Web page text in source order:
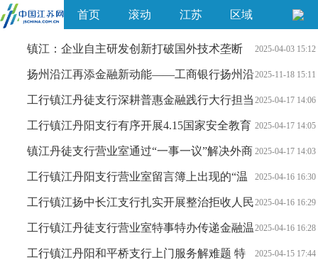
首页 滚动 江苏 区域
2025-04-03 15:12
镇江：企业自主研发创新打破国外技术垄断
2025-11-18 15:11
扬州沿江再添金融新动能——工商银行扬州沿
江支行重装开业 2025-04-17 14:06
工行镇江丹徒支行深耕普惠金融践行大行担当
取得明显成效 2025-04-17 14:05
工行镇江丹阳支行有序开展4.15国家安全教育
日宣传活动 2025-04-17 14:03
镇江丹徒支行营业室通过“一事一议”解决外商
独资企业开户问题 2025-04-16 16:30
工行镇江丹阳支行营业室留言簿上出现的“温
暖感谢” 2025-04-16 16:29
工行镇江扬中长江支行扎实开展整治拒收人民
币宣传活动 2025-04-16 16:28
工行镇江丹徒支行营业室特事特办传递金融温
度 2025-04-15 17:44
工行镇江丹阳和平桥支行上门服务解难题 特